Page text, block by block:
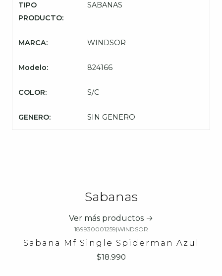
TIPO
PRODUCTO:
SABANAS
MARCA: WINDSOR
Modelo: 824166
COLOR: S/C
GENERO: SIN GENERO
Sabanas
Ver más productos
189930001259|WINDSOR
Sabana Mf Single Spiderman Azul
$18.990